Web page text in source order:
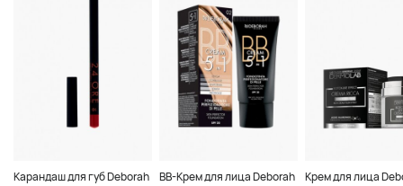
Карандаш для губ Deborah BB-Крем для лица Deborah Крем для лица